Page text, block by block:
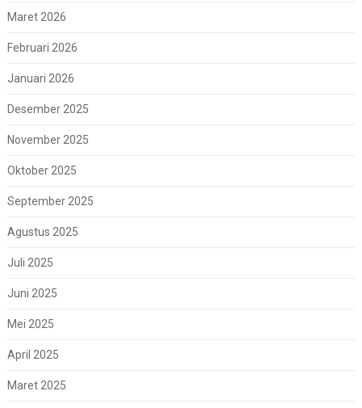
Maret 2026
Februari 2026
Januari 2026
Desember 2025
November 2025
Oktober 2025
September 2025
Agustus 2025
Juli 2025
Juni 2025
Mei 2025
April 2025
Maret 2025